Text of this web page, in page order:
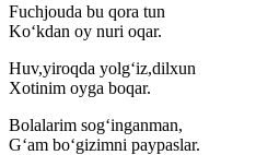
Fuchjouda bu qora tun
Ko‘kdan oy nuri oqar.
Huv,yiroqda yolg‘iz,dilxun
Xotinim oyga boqar.
Bolalarim sog‘inganman,
G‘am bo‘gizimni paypaslar.